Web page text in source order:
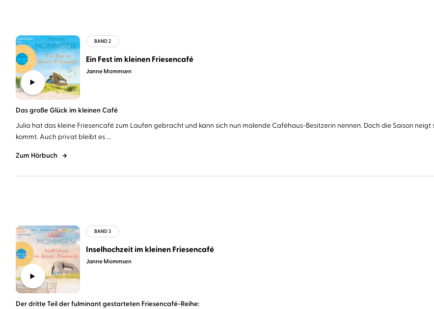
Janne Mommsen
Ein Fest im kleinen Friesencafé
Das große Glück im kleinen Café
Julia hat das kleine Friesencafé zum Laufen gebracht und kann sich nun malende Caféhaus-Besitzerin nennen. Doch die Saison neigt
kommt. Auch privat bleibt es ...
Zum Hörbuch
Janne Mommsen
Inselhochzeit im kleinen Friesencafé
Der dritte Teil der fulminant gestarteten Friesencafé-Reihe: